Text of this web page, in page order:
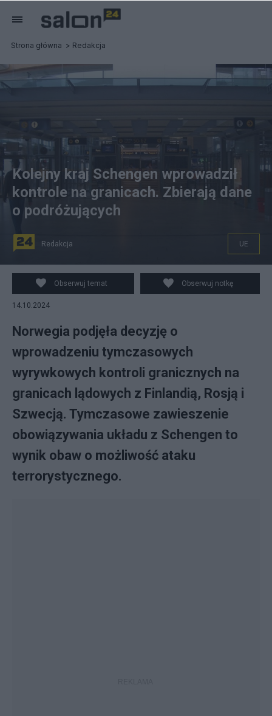
Strona główna Redakcja
fot. Wikipedia
Kolejny kraj Schengen wprowadził
kontrole na granicach. Zbierają dane
o podróżujących
Redakcja UE
Obserwuj temat Obserwuj notkę
14.10.2024
Norwegia podjęła decyzję o
wprowadzeniu tymczasowych
wyrywkowych kontroli granicznych na
granicach lądowych z Finlandią, Rosją i
Szwecją. Tymczasowe zawieszenie
obowiązywania układu z Schengen to
wynik obaw o możliwość ataku
terrorystycznego.